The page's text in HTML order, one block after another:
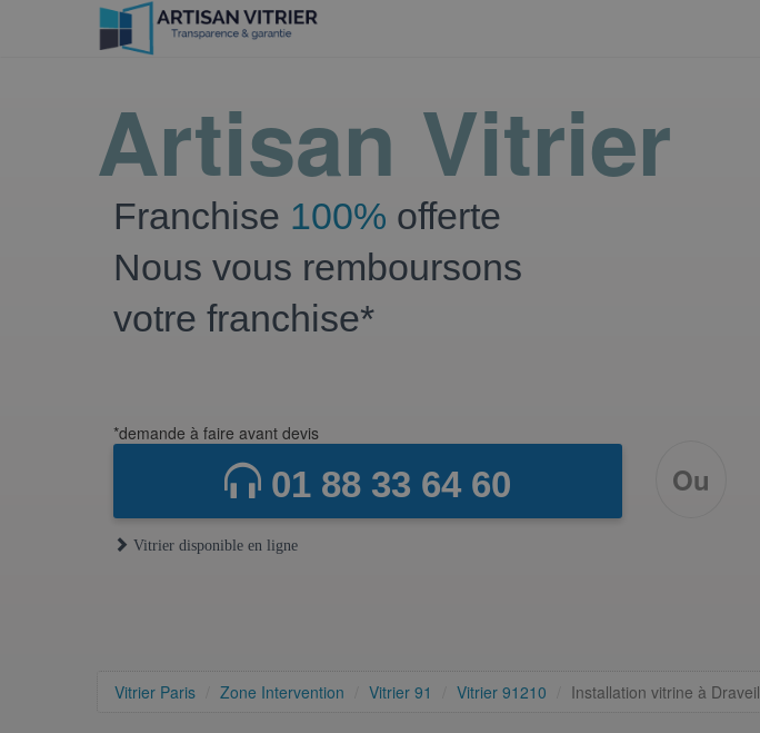
Artisan Vitrier
Franchise 100% offerte
Nous vous remboursons
votre franchise*
*demande à faire avant devis
01 88 33 64 60
Vitrier disponible en ligne
Ou
Vitrier Paris Zone Intervention Vitrier 91 Vitrier 91210 Installation vitrine à Draveil